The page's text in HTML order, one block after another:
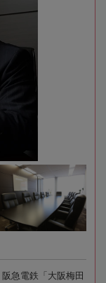
急電鉄「大阪梅田